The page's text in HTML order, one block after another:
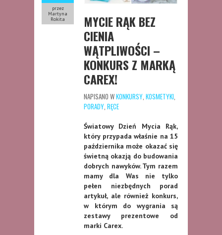
przez
Martyna
Rokita
MYCIE RĄK BEZ
CIENIA
WĄTPLIWOŚCI –
KONKURS Z MARKĄ
CAREX!
NAPISANO WKONKURSY KOSMETYKI
PORADY RĘCE
Światowy Dzień Mycia Rąk,
który przypada właśnie na 15
października może okazać się
świetną okazją do budowania
dobrych nawyków. Tym razem
mamy dla Was nie tylko
pełen niezbędnych porad
artykuł, ale również konkurs,
w którym do wygrania są
zestawy prezentowe od
marki Carex.